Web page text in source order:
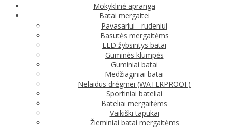
Mokyklinė apranga
Batai mergaitei
Pavasariui - rudeniui
Basutės mergaitėms
LED žybsintys batai
Guminės klumpės
Guminiai batai
Medžiaginiai batai
Nelaidūs drėgmei (WATERPROOF)
Sportiniai bateliai
Bateliai mergaitėms
Vaikiški tapukai
Žieminiai batai mergaitėms